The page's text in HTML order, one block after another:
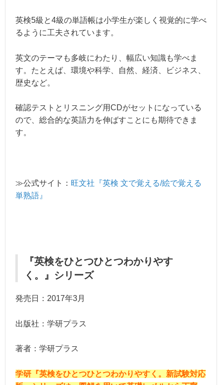
英検5級と4級の単語帳は小学生が楽しく視覚的に学べ
るように工夫されています。
英文のテーマも多岐にわたり、幅広い知識も学べま
す。たとえば、環境や科学、自然、経済、ビジネス、
歴史など。
確認テストとリスニング用CDがセットになっている
ので、総合的な英語力を伸ばすことにも期待できま
す。
≫公式サイト： 旺文社『英検 文で覚える/絵で覚える
単熟語』
『英検をひとつひとつわかりやす
く。』シリーズ
発売日：2017年3月
出版社：学研プラス
著者：学研プラス
学研『英検をひとつひとつわかりやすく。新試験対応